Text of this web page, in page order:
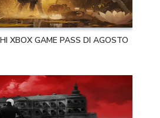
XBOX GAME PASS DI AGOSTO